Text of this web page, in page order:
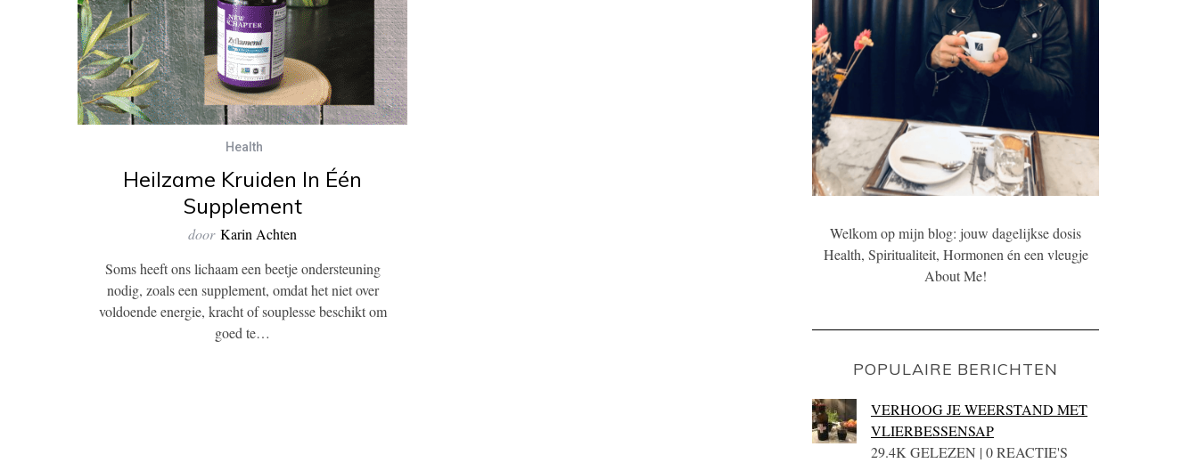
Health
Heilzame Kruiden In Één
Supplement
door Karin Achten
Soms heeft ons lichaam een beetje ondersteuning
nodig, zoals een supplement, omdat het niet over
voldoende energie, kracht of souplesse beschikt om
goed te…
Welkom op mijn blog: jouw dagelijkse dosis
Health, Spiritualiteit, Hormonen én een vleugje
About Me!
POPULAIRE BERICHTEN
VERHOOG JE WEERSTAND MET
VLIERBESSENSAP
29.4K GELEZEN | 0 REACTIE'S